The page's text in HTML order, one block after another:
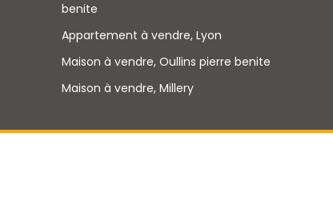
benite
Appartement à vendre, Lyon
Maison à vendre, Oullins pierre benite
Maison à vendre, Millery